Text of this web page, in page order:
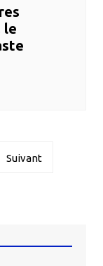
le
Suivant